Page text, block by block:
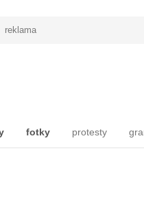
reklama
fotky protesty